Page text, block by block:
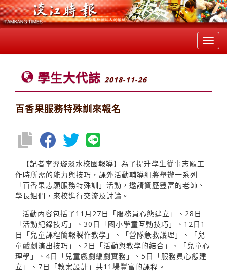
學生大代誌 2018-11-26
百香果服務特殊訓來報名
【記者李羿璇淡水校園報導】為了提升學生從事志願工
作時所需的能力與技巧，課外活動輔導組將舉辦一系列
「百香果志願服務特殊訓」活動，邀請資歷豐富的老師、
學長姐們，來校進行交流及討論。
活動內容包括了11月27日「服務員心態建立」、28日
「活動紀錄技巧」、30日「國小學童互動技巧」、12日1
日「兒童課程簡報製作教學」、「營隊急救護理」、「兒
童戲劇演出技巧」、2日「活動與教學的結合」、「兒童心
理學」、4日「兒童戲劇編劇實務」、5日「服務員心態建
立」、7日「教案設計」共11場豐富的課程。